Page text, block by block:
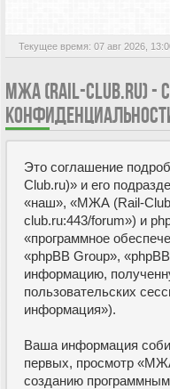
Текущее время: 07 авг 2026,
МЖА (RAIL-CLUB.RU)
Это соглашение
Club.ru)» и его
«наш», «МЖА (Rail-
club.ru:443/forum») и
«программное
«phpBB Group»,
информацию,
пользовательских
информация»).
Ваша информация
первых, просмотр
созданию